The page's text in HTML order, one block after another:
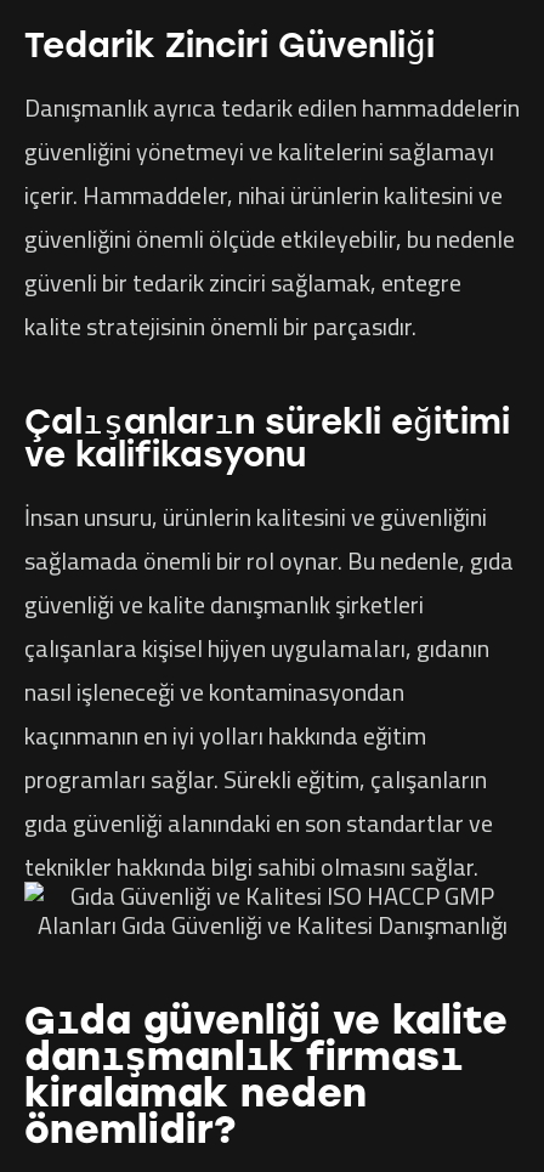
Tedarik Zinciri Güvenliği
Danışmanlık ayrıca tedarik edilen hammaddelerin
güvenliğini yönetmeyi ve kalitelerini sağlamayı
içerir. Hammaddeler, nihai ürünlerin kalitesini ve
güvenliğini önemli ölçüde etkileyebilir, bu nedenle
güvenli bir tedarik zinciri sağlamak, entegre
kalite stratejisinin önemli bir parçasıdır.
Çalışanların sürekli eğitimi
ve kalifikasyonu
İnsan unsuru, ürünlerin kalitesini ve güvenliğini
sağlamada önemli bir rol oynar. Bu nedenle, gıda
güvenliği ve kalite danışmanlık şirketleri
çalışanlara kişisel hijyen uygulamaları, gıdanın
nasıl işleneceği ve kontaminasyondan
kaçınmanın en iyi yolları hakkında eğitim
programları sağlar. Sürekli eğitim, çalışanların
gıda güvenliği alanındaki en son standartlar ve
teknikler hakkında bilgi sahibi olmasını sağlar.
Gıda güvenliği ve kalite
danışmanlık firması
kiralamak neden
önemlidir?